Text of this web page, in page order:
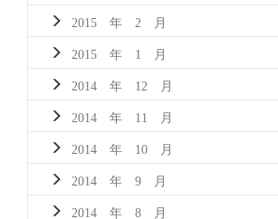
2015 年 2 月
2015 年 1 月
2014 年 12 月
2014 年 11 月
2014 年 10 月
2014 年 9 月
2014 年 8 月